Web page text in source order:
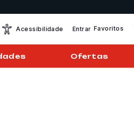
Acessibilidade Entrar Favoritos
Ofertas